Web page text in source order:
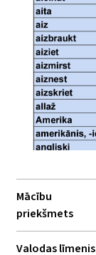
Mācību
priekšmets
Valodas līmenis